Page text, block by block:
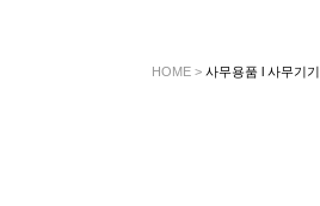
HOME > 사무용품 l 사무기기